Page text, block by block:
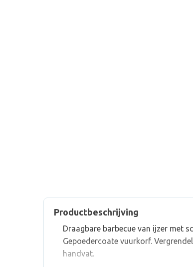
Productbeschrijving
Draagbare barbecue van ijzer met
Gepoedercoate vuurkorf.
handvat.